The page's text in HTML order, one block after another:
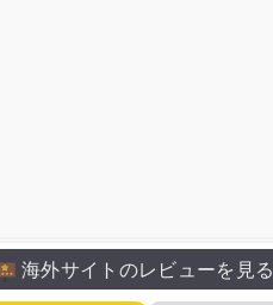
海外サイトのレビューを見る